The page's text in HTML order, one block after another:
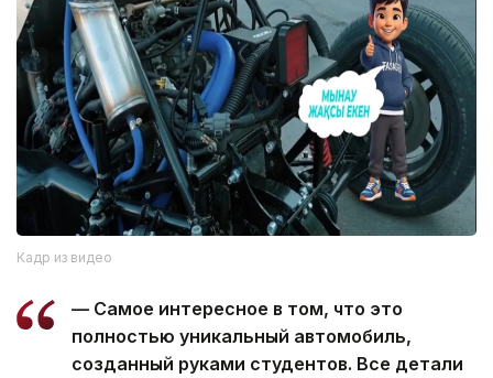
Кадр из видео
— Самое интересное в том, что это
полностью уникальный автомобиль,
созданный руками студентов. Все детали